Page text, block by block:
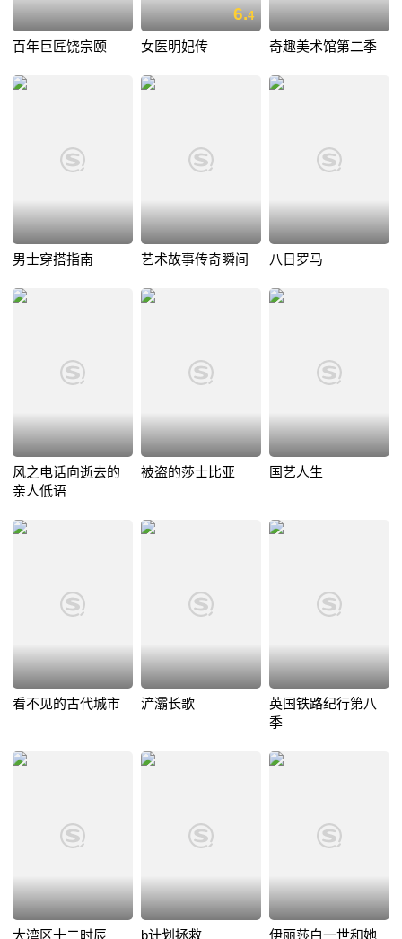
百年巨匠饶宗颐
6.4
女医明妃传 奇趣美术馆第二季
男士穿搭指南 艺术故事传奇瞬间 八日罗马
风之电话向逝去的
亲人低语
被盗的莎士比亚 国艺人生
看不见的古代城市 浐灞长歌
英国铁路纪行第八
季
大湾区十二时辰 b计划拯救 伊丽莎白一世和她